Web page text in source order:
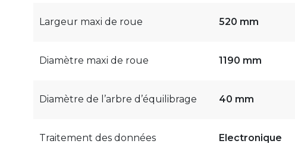
Largeur maxi de roue 520 mm
Diamètre maxi de roue 1190 mm
Diamètre de l’arbre d’équilibrage 40 mm
Traitement des données Electronique